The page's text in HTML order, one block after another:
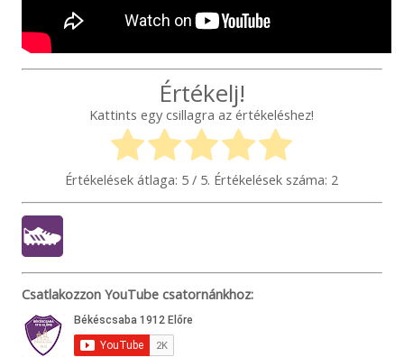
Értékelj!
Kattints egy csillagra az értékeléshez!
Értékelések átlaga: 5 / 5. Értékelések száma: 2
Csatlakozzon YouTube csatornánkhoz: